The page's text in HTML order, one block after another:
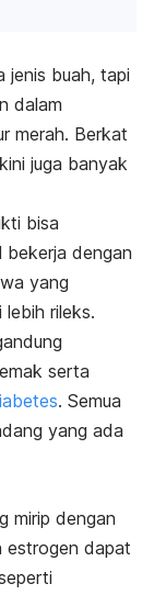
jenis buah, tapi
dalam
merah. Berkat
juga banyak
bisa
bekerja dengan
yang
lebih rileks.
serta
. Semua
yang ada
mirip dengan
estrogen dapat